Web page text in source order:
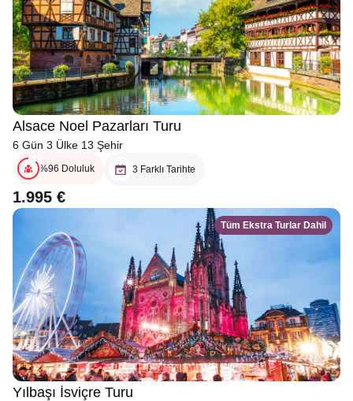
Alsace Noel Pazarları Turu
6 Gün 3 Ülke 13 Şehir
%96 Doluluk 3 Farklı Tarihte
1.995 €
Tüm Ekstra Turlar Dahil
Yılbaşı İsviçre Turu